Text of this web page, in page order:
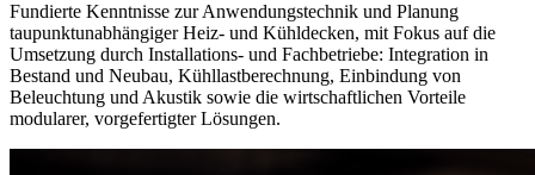
Fundierte Kenntnisse zur Anwendungstechnik und Planung
taupunktunabhängiger Heiz- und Kühldecken, mit Fokus auf die
Umsetzung durch Installations- und Fachbetriebe: Integration in
Bestand und Neubau, Kühllastberechnung, Einbindung von
Beleuchtung und Akustik sowie die wirtschaftlichen Vorteile
modularer, vorgefertigter Lösungen.